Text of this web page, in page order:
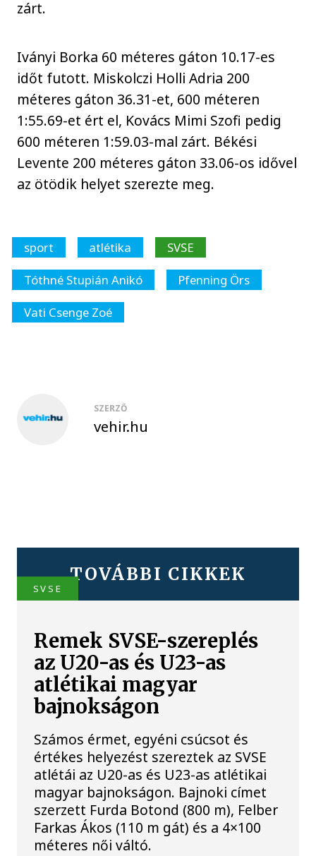
zárt.
Iványi Borka 60 méteres gáton 10.17-es
időt futott. Miskolczi Holli Adria 200
méteres gáton 36.31-et, 600 méteren
1:55.69-et ért el, Kovács Mimi Szofi pedig
600 méteren 1:59.03-mal zárt. Békési
Levente 200 méteres gáton 33.06-os idővel
az ötödik helyet szerezte meg.
sport atlétika
SVSE
Tóthné Stupián Anikó
Pfenning Örs
Vati Csenge Zoé
SZERZŐ
vehir.hu
TOVÁBBI CIKKEK
SVSE
Remek SVSE-szereplés
az U20-as és U23-as
atlétikai magyar
bajnokságon
Számos érmet, egyéni csúcsot és
értékes helyezést szereztek az SVSE
atlétái az U20-as és U23-as atlétikai
magyar bajnokságon. Bajnoki címet
szerzett Furda Botond (800 m), Felber
Farkas Ákos (110 m gát) és a 4×100
méteres női váltó.